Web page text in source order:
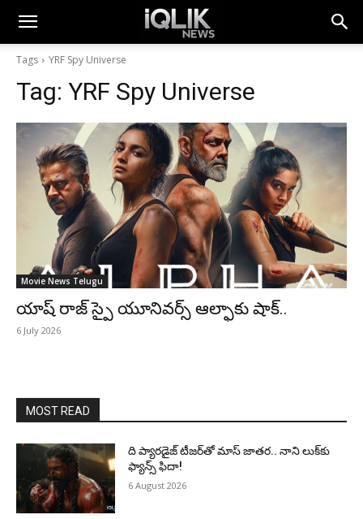
Tags YRF Spy Universe
Tag: YRF Spy Universe
Movie News Telugu
యాష్ రాజ్ స్పై యూనివర్స్‌ ఆల్ఫాకు షాక్..
6 July 2026
MOST READ
ది ప్యారడైజ్ టీజర్‌తో మాస్ జాతర.. నాని లుక్‌కు
ఫ్యాన్స్ ఫిదా!
6 August 2026